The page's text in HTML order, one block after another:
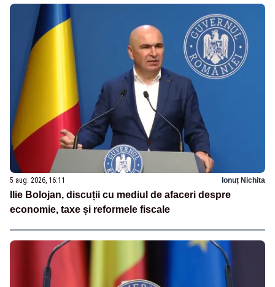
5 aug. 2026, 16:11 Ionuț Nichita
Ilie Bolojan, discuții cu mediul de afaceri despre
economie, taxe și reformele fiscale